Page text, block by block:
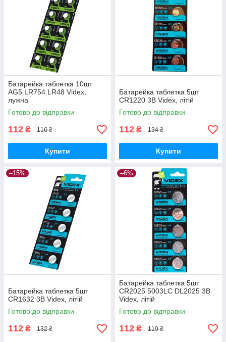
Батарейка таблетка 10шт
AG5 LR754 LR48 Videx,
лужна
Готово до відправки
112 ₴ 116 ₴
Купити
Батарейка таблетка 5шт
CR1220 3В Videx, літій
Готово до відправки
112 ₴ 134 ₴
Купити
–15%
Батарейка таблетка 5шт
CR1632 3В Videx, літій
Готово до відправки
112 ₴ 132 ₴
–6%
Батарейка таблетка 5шт
CR2025 5003LC DL2025 3В
Videx, літій
Готово до відправки
112 ₴ 119 ₴